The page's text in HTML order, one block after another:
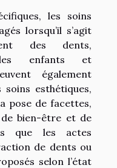
les soins
lorsqu’il s’agit
des dents,
les enfants et
également
esthétiques,
pose de facettes,
bien-être et de
que les actes
de dents ou
selon l’état